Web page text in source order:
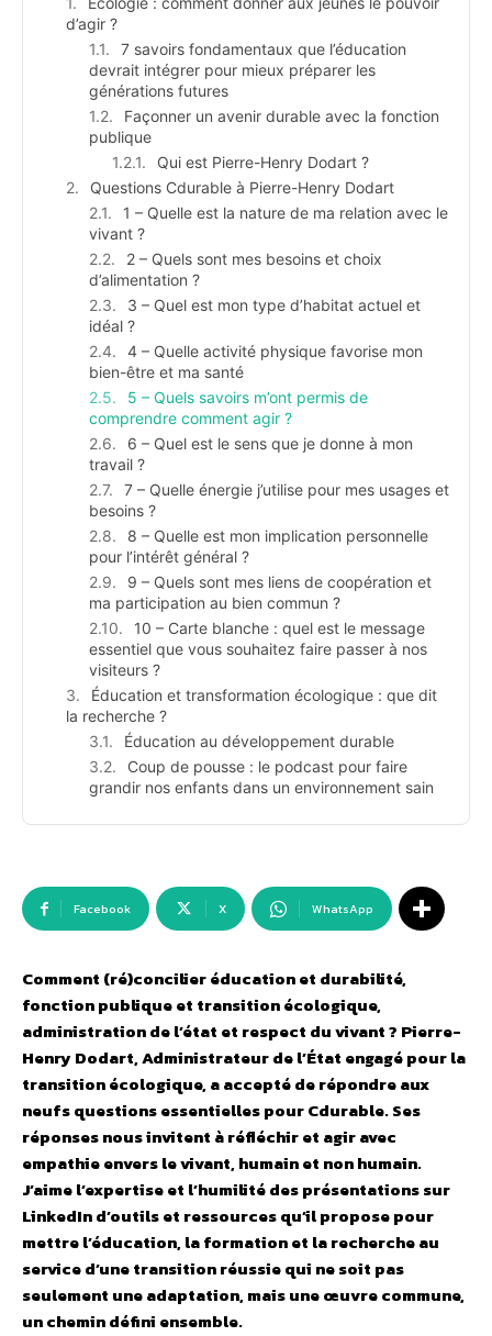
d’agir ?
7 savoirs fondamentaux que l’éducation
devrait intégrer pour mieux préparer les
générations futures
Façonner un avenir durable avec la fonction
publique
Qui est Pierre-Henry Dodart ?
Questions Cdurable à Pierre-Henry Dodart
1 – Quelle est la nature de ma relation avec le
vivant ?
2 – Quels sont mes besoins et choix
d’alimentation ?
3 – Quel est mon type d’habitat actuel et
idéal ?
4 – Quelle activité physique favorise mon
bien-être et ma santé
5 – Quels savoirs m’ont permis de
comprendre comment agir ?
6 – Quel est le sens que je donne à mon
travail ?
7 – Quelle énergie j’utilise pour mes usages et
besoins ?
8 – Quelle est mon implication personnelle
pour l’intérêt général ?
9 – Quels sont mes liens de coopération et
ma participation au bien commun ?
10 – Carte blanche : quel est le message
essentiel que vous souhaitez faire passer à nos
visiteurs ?
Éducation et transformation écologique : que dit
la recherche ?
Éducation au développement durable
Coup de pousse : le podcast pour faire
grandir nos enfants dans un environnement sain
Facebook X WhatsApp
Comment (ré)concilier éducation et durabilité,
fonction publique et transition écologique,
administration de l’état et respect du vivant ? Pierre-
Henry Dodart, Administrateur de l’État engagé pour la
transition écologique, a accepté de répondre aux
neufs questions essentielles pour Cdurable. Ses
réponses nous invitent à réfléchir et agir avec
empathie envers le vivant, humain et non humain.
J’aime l’expertise et l’humilité des présentations sur
LinkedIn d’outils et ressources qu’il propose pour
mettre l’éducation, la formation et la recherche au
service d’une transition réussie qui ne soit pas
seulement une adaptation, mais une œuvre commune,
un chemin défini ensemble.